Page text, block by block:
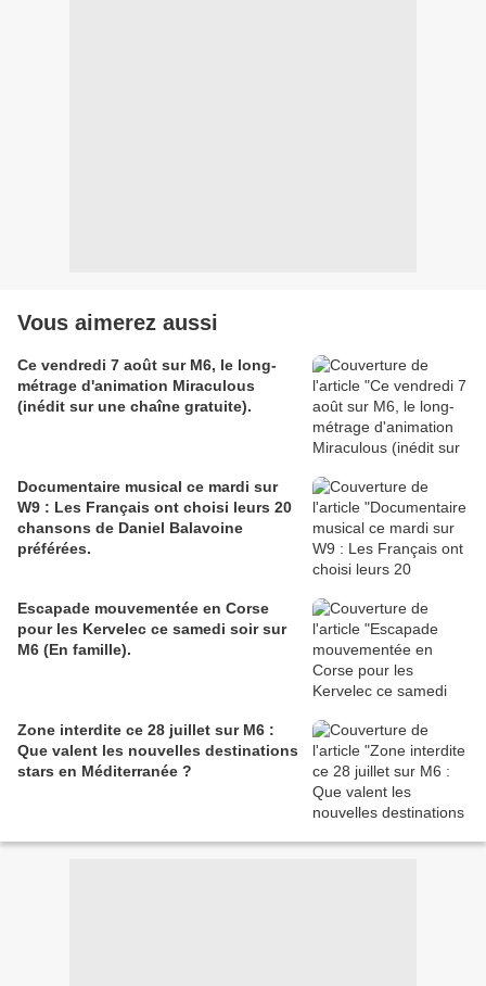
Vous aimerez aussi
Ce vendredi 7 août sur M6, le long-
métrage d'animation Miraculous
(inédit sur une chaîne gratuite).
Documentaire musical ce mardi sur
W9 : Les Français ont choisi leurs 20
chansons de Daniel Balavoine
préférées.
Escapade mouvementée en Corse
pour les Kervelec ce samedi soir sur
M6 (En famille).
Zone interdite ce 28 juillet sur M6 :
Que valent les nouvelles destinations
stars en Méditerranée ?